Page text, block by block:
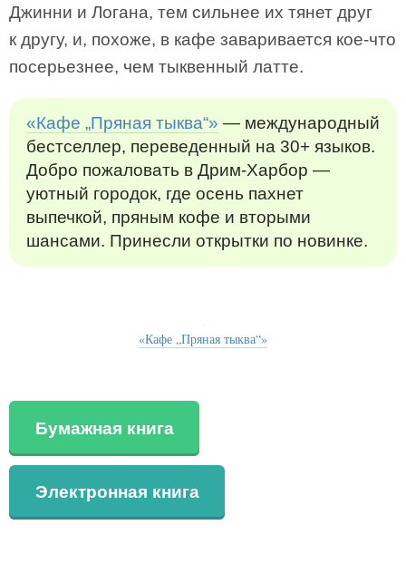
Джинни и Логана, тем сильнее их тянет друг
к другу, и, похоже, в кафе заваривается кое-что
посерьезнее, чем тыквенный латте.
«Кафе „Пряная тыква“» — международный
бестселлер, переведенный на 30+ языков.
Добро пожаловать в Дрим-Харбор —
уютный городок, где осень пахнет
выпечкой, пряным кофе и вторыми
шансами. Принесли открытки по новинке.
«Кафе „Пряная тыква“»
Бумажная книга
Электронная книга